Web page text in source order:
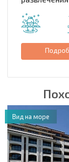
Вид на море